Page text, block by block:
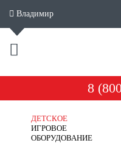
Владимир
8
ДЕТСКОЕ
ИГРОВОЕ
ОБОРУДОВАНИЕ